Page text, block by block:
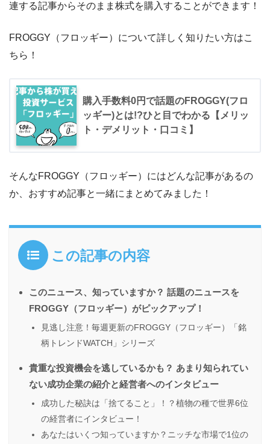
連する記事からそのまま株式を購入することができます！
FROGGY（フロッギー）について詳しく知りたい方はこ
ちら！
購入手数料0円で話題のFROGGY(フロ
ッギー)とは!?ひと目でわかる【メリッ
ト・デメリット・口コミ】
そんなFROGGY（フロッギー）にはどんな記事があるの
か、おすすめ記事と一緒にまとめてみました！
この記事の内容
このニュース、知っていますか？ 話題のニュースを
FROGGY（フロッギー）がピックアップ！
見逃し注意！毎週更新のFROGGY（フロッギー）「銘
柄トレンドWATCH」シリーズ
貴重な投資機会を逃しているかも？ あまり知られてい
ない成功企業の紹介と経営者へのインタビュー
成功した秘訣は「捨てること」！？植物の種で世界6位
の経営者にインタビュー！
あなたはいくつ知っていますか？ニッチな市場で1位の